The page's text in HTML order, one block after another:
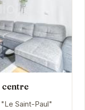
Saint-Paul"